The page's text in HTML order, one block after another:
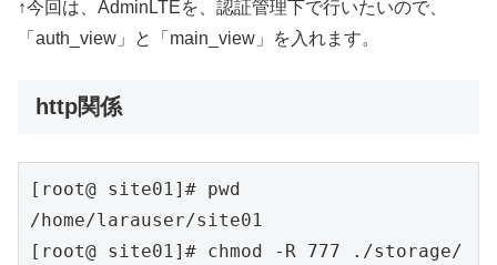
↑今回は、AdminLTEを、認証管理下で行いたいので、
「auth_view」と「main_view」を入れます。
http関係
[root@ site01]# pwd
/home/larauser/site01
[root@ site01]# chmod -R 777 ./storage/